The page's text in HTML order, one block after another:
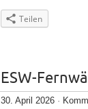
Teilen
ESW-
30. April 2026 ·